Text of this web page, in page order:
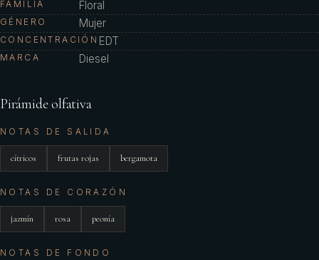
FAMILIA Floral
GÉNERO Mujer
CONCENTRACIÓN EDT
MARCA Diesel
Pirámide olfativa
NOTAS DE SALIDA
cítricos frutas rojas bergamota
NOTAS DE CORAZÓN
jazmín rosa peonía
NOTAS DE FONDO